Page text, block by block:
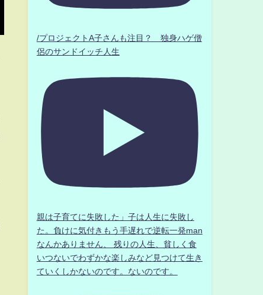
/プロジェクトA子さんも注目？ 独身ハゲ僧
侶のサンドイッチ人生
親は子育てに失敗した」子は人生に失敗し
た。負けに気付きもう手遅れで逆転一発man
なんかありません、 残りの人生、貧しく食
いつないでわずかな楽しみなど見つけて生き
ていくしかないのです。ないのです。